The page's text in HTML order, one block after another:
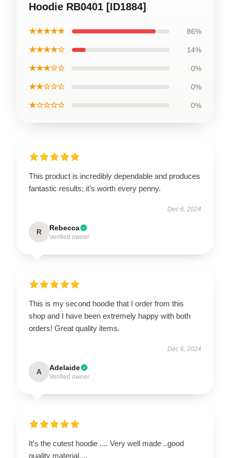
Hoodie RB0401 [ID1884]
★★★★★ 86%
★★★★☆ 14%
★★★☆☆ 0%
★★☆☆☆ 0%
★☆☆☆☆ 0%
This product is incredibly dependable and produces
fantastic results; it’s worth every penny.
Dec 6, 2024
R Rebecca
Verified owner
This is my second hoodie that I order from this
shop and I have been extremely happy with both
orders! Great quality items.
Dec 6, 2024
A Adelaide
Verified owner
It's the cutest hoodie .... Very well made ..good
quality material....